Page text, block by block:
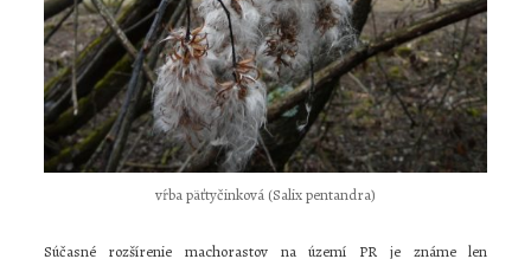
vŕba päťtyčinková (Salix pentandra)
Súčasné rozšírenie machorastov na území PR je známe len